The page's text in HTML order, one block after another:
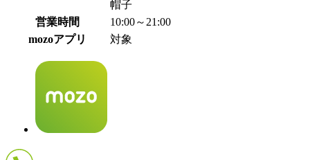
帽子
営業時間
10:00～21:00
mozoアプリ
対象